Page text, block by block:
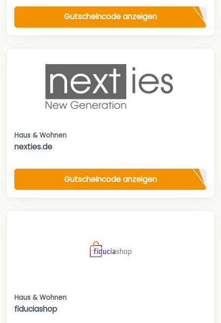
Gutscheincode anzeigen
Haus & Wohnen
nexties.de
Gutscheincode anzeigen
Haus & Wohnen
fiduciashop